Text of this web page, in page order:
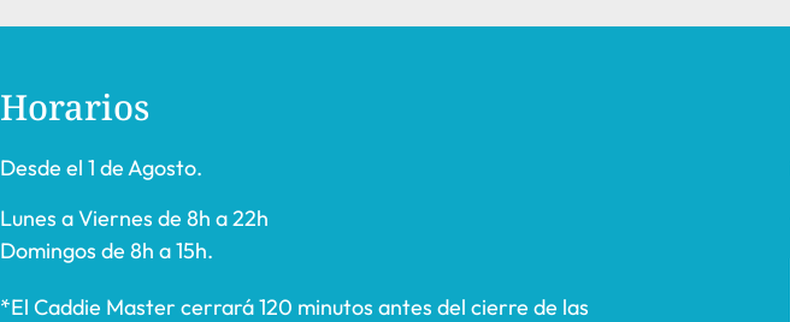
Horarios
Desde el 1 de Agosto.
Lunes a Viernes de 8h a 22h
Domingos de 8h a 15h.
*El Caddie Master cerrará 120 minutos antes del cierre de las